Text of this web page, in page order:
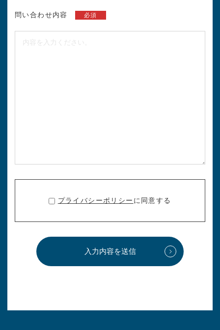
問い合わせ内容 必須
プライバシーポリシー に同意する
入力内容を送信